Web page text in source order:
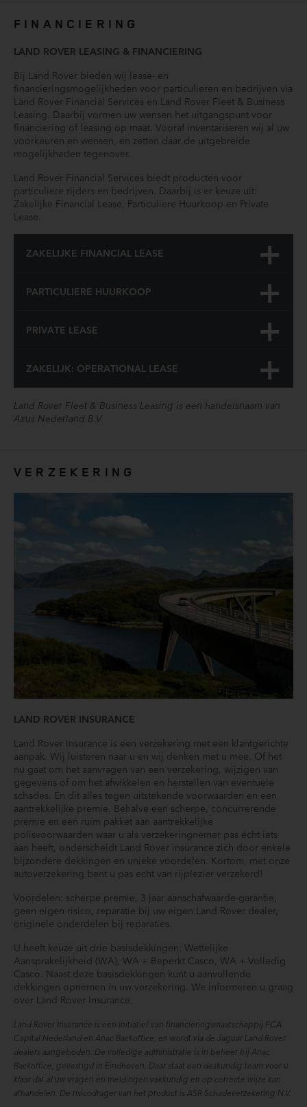
Matte Protective folie (Expel)
Mistlichten voor (064AP)
Multimedia-voorbereiding
Onderhoudsboekje (digitaal)
Premium LED-koplampen met LED-signature dagrijlichten
(064QB)
Premium sfeerverlichting (064LC)
Privacy Glas
Privacy glas (047DB)
Radio
Rear Traffic Monitor (086KD)
Regensensor
Rookvrij
Soft close achterdeur (070BC)
Stuurbekrachtiging snelheidsafhankelijk
SV110 Moonlight Chrome Exterior Pack
Torque Vectoring : actieve motorkoppelverdeling (027DC)
Tyre Pressure Monitoring System (TPMS) (062AD)
Verwarmbare voorruit (040AK)
Wi-Fi Enabled met 20GB Data Plan (025SH)
FINANCIERING
LAND ROVER LEASING & FINANCIERING
Bij Land Rover bieden wij lease- en
financieringsmogelijkheden voor particulieren en bedrijven via
Land Rover Financial Services en Land Rover Fleet & Business
Leasing. Daarbij vormen uw wensen het uitgangspunt voor
financiering of leasing op maat. Vooraf inventariseren wij al uw
voorkeuren en wensen, en zetten daar de uitgebreide
mogelijkheden tegenover.
Land Rover Financial Services biedt producten voor
particuliere rijders en bedrijven. Daarbij is er keuze uit:
Zakelijke Financial Lease, Particuliere Huurkoop en Private
Lease.
ZAKELIJKE FINANCIAL LEASE
PARTICULIERE HUURKOOP
PRIVATE LEASE
ZAKELIJK: OPERATIONAL LEASE
Land Rover Fleet & Business Leasing is een handelsnaam van
Axus Nederland B.V.
VERZEKERING
LAND ROVER INSURANCE
Land Rover Insurance is een verzekering met een klantgerichte
aanpak. Wij luisteren naar u en wij denken met u mee. Of het
nu gaat om het aanvragen van een verzekering, wijzigen van
gegevens of om het afwikkelen en herstellen van eventuele
schades. En dit alles tegen uitstekende voorwaarden en een
aantrekkelijke premie. Behalve een scherpe, concurrerende
premie en een ruim pakket aan aantrekkelijke
polisvoorwaarden waar u als verzekeringnemer pas écht iets
aan heeft, onderscheidt Land Rover insurance zich door enkele
bijzondere dekkingen en unieke voordelen. Kortom, met onze
autoverzekering bent u pas echt van rijplezier verzekerd!
Voordelen: scherpe premie, 3 jaar aanschafwaarde-garantie,
geen eigen risico, reparatie bij uw eigen Land Rover dealer,
originele onderdelen bij reparaties.
U heeft keuze uit drie basisdekkingen: Wettelijke
Aansprakelijkheid (WA), WA + Beperkt Casco, WA + Volledig
Casco. Naast deze basisdekkingen kunt u aanvullende
dekkingen opnemen in uw verzekering. We informeren u graag
over Land Rover Insurance.
Land Rover Insurance is een initiatief van financieringsmaatschappij FCA
Capital Nederland en Anac Backoffice, en wordt via de Jaguar Land Rover
dealers aangeboden. De volledige administratie is in beheer bij Anac
Backoffice, gevestigd in Eindhoven. Daar staat een deskundig team voor u
klaar dat al uw vragen en meldingen vakkundig en op correcte wijze kan
afhandelen. De risicodrager van het product is ASR Schadeverzekering N.V.